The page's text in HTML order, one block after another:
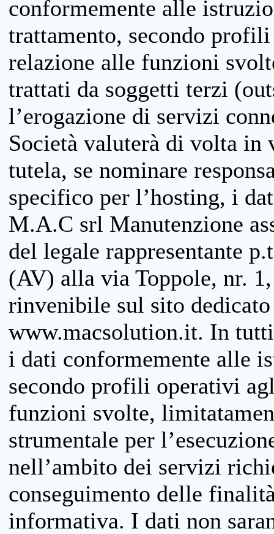
conformemente alle
trattamento, secondo
relazione alle funzioni
trattati da soggetti terzi
l’erogazione di servizi
Società valuterà di volta in
tutela, se nominare
specifico per l’hosting, i
M.A.C srl Manutenzione
del legale rappresentante
(AV) alla via Toppole, nr.
rinvenibile sul sito
www.macsolution.it. In
i dati conformemente alle
secondo profili operativi
funzioni svolte,
strumentale per
nell’ambito dei servizi
conseguimento delle
informativa. I dati non